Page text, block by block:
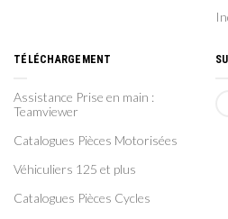
TÉLÉCHARGEMENT
Assistance Prise en main :
Teamviewer
Catalogues Pièces Motorisées
Véhiculiers 125 et plus
Catalogues Pièces Cycles